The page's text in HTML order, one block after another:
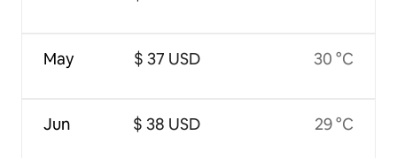
May
Jun
$ 37 USD
$ 38 USD
30 °C
29 °C